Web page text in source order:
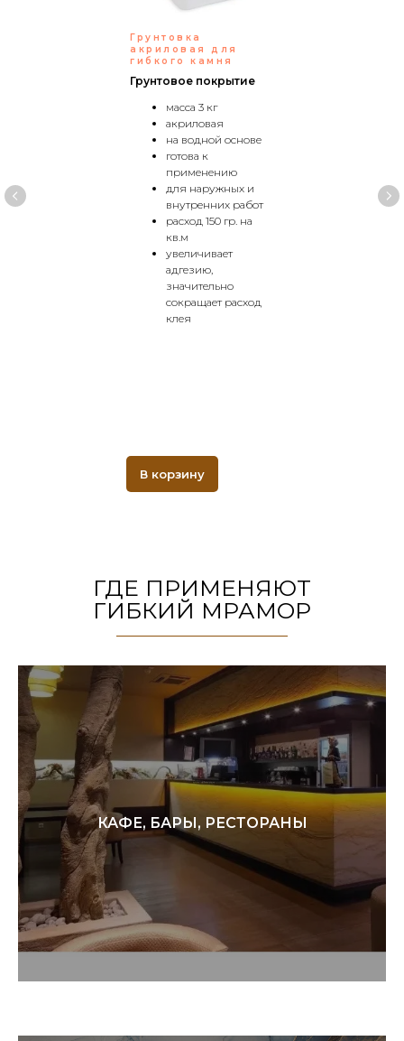
Грунтовка
акриловая для
гибкого камня
Грунтовое покрытие
масса 3 кг
акриловая
на водной основе
готова к
применению
для наружных и
внутренних работ
расход 150 гр. на
кв.м
увеличивает
адгезию,
значительно
сокращает расход
клея
В корзину
ГДЕ ПРИМЕНЯЮТ
ГИБКИЙ МРАМОР
КАФЕ, БАРЫ, РЕСТОРАНЫ